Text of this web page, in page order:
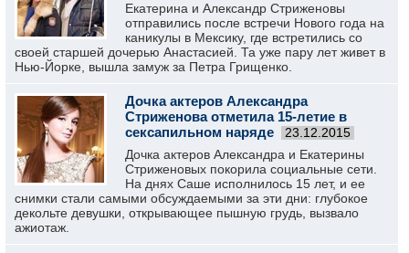
Екатерина и Александр Стриженовы
отправились после встречи Нового года на
каникулы в Мексику, где встретились со
своей старшей дочерью Анастасией. Та уже пару лет живет в
Нью-Йорке, вышла замуж за Петра Грищенко.
Дочка актеров Александра
Стриженова отметила 15-летие в
сексапильном наряде
23.12.2015
Дочка актеров Александра и Екатерины
Стриженовых покорила социальные сети.
На днях Саше исполнилось 15 лет, и ее
снимки стали самыми обсуждаемыми за эти дни: глубокое
декольте девушки, открывающее пышную грудь, вызвало
ажиотаж.